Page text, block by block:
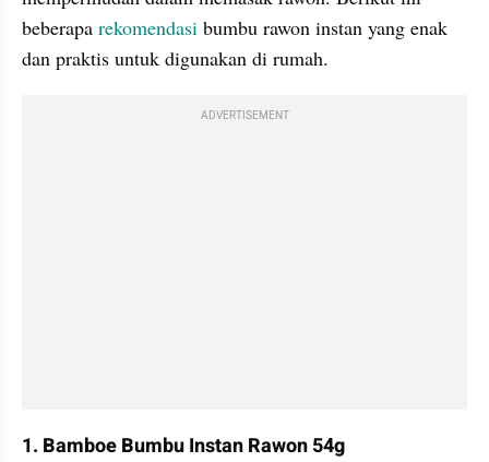
beberapa rekomendasi bumbu rawon instan yang enak
dan praktis untuk digunakan di rumah.
ADVERTISEMENT
1. Bamboe Bumbu Instan Rawon 54g